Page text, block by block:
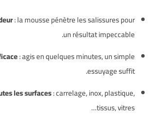
: la mousse pénètre les salissures pour
un résultat impeccable.
: agis en quelques minutes, un simple
essuyage suffit.
les surfaces: carrelage, inox, plastique,
tissus, vitres…